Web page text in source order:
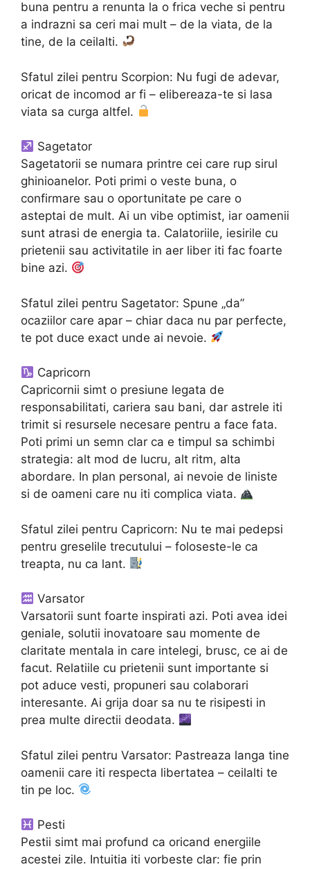
buna pentru a renunta la o frica veche si pentru
a indrazni sa ceri mai mult – de la viata, de la
tine, de la ceilalti.
Sfatul zilei pentru Scorpion: Nu fugi de adevar,
oricat de incomod ar fi – elibereaza-te si lasa
viata sa curga altfel.
Sagetator
Sagetatorii se numara printre cei care rup sirul
ghinioanelor. Poti primi o veste buna, o
confirmare sau o oportunitate pe care o
asteptai de mult. Ai un vibe optimist, iar oamenii
sunt atrasi de energia ta. Calatoriile, iesirile cu
prietenii sau activitatile in aer liber iti fac foarte
bine azi.
Sfatul zilei pentru Sagetator: Spune „da”
ocaziilor care apar – chiar daca nu par perfecte,
te pot duce exact unde ai nevoie.
Capricorn
Capricornii simt o presiune legata de
responsabilitati, cariera sau bani, dar astrele iti
trimit si resursele necesare pentru a face fata.
Poti primi un semn clar ca e timpul sa schimbi
strategia: alt mod de lucru, alt ritm, alta
abordare. In plan personal, ai nevoie de liniste
si de oameni care nu iti complica viata.
Sfatul zilei pentru Capricorn: Nu te mai pedepsi
pentru greselile trecutului – foloseste-le ca
treapta, nu ca lant.
Varsator
Varsatorii sunt foarte inspirati azi. Poti avea idei
geniale, solutii inovatoare sau momente de
claritate mentala in care intelegi, brusc, ce ai de
facut. Relatiile cu prietenii sunt importante si
pot aduce vesti, propuneri sau colaborari
interesante. Ai grija doar sa nu te risipesti in
prea multe directii deodata.
Sfatul zilei pentru Varsator: Pastreaza langa tine
oamenii care iti respecta libertatea – ceilalti te
tin pe loc.
Pesti
Pestii simt mai profund ca oricand energiile
acestei zile. Intuitia iti vorbeste clar: fie prin